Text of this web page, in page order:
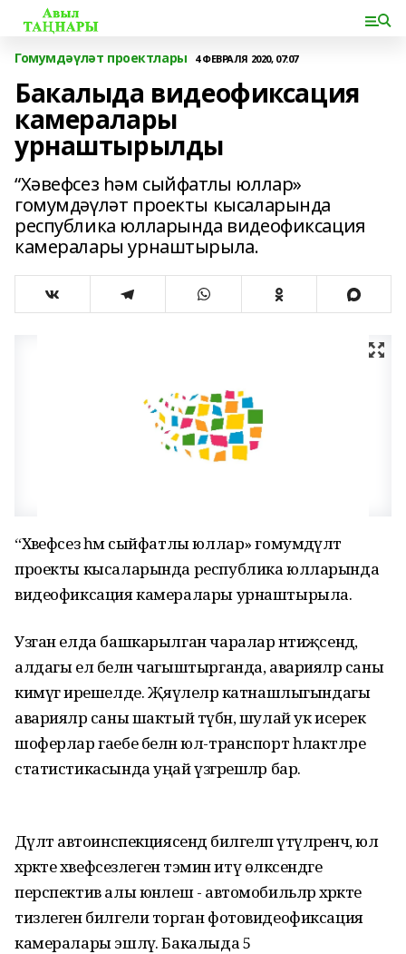
Гомумдәүләт проектлары 4 ФЕВРАЛЯ 2020, 07:07
Бакалыда видеофиксация
камералары
урнаштырылды
“Хәвефсез һәм сыйфатлы юллар»
гомумдәүләт проекты кысаларында
республика юлларында видеофиксация
камералары урнаштырыла.
“Хәвефсез һәм сыйфатлы юллар» гомумдәүләт
проекты кысаларында республика юлларында
видеофиксация камералары урнаштырыла.
Узган елда башкарылган чаралар нәтиҗәсендә,
алдагы ел белән чагыштырганда, аварияләр саны
кимүгә ирешелде. Җәяүлеләр катнашлыгындагы
аварияләр саны шактый түбән, шулай ук исерек
шоферлар гаебе белән юл-транспорт һәлакәтләре
статистикасында уңай үзгәрешләр бар.
Дәүләт автоинспекциясендә билгеләп үтүләренчә, юл
хәрәкәте хәвефсезлеген тәэмин итү өлкәсендәге
перспектив алы юнәлеш - автомобильләр хәрәкәте
тизлеген билгели торган фотовидеофиксация
камералары эшләү. Бакалыда 5